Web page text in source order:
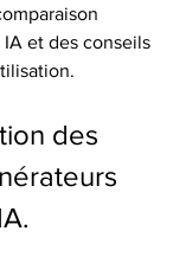
et des conseils
des